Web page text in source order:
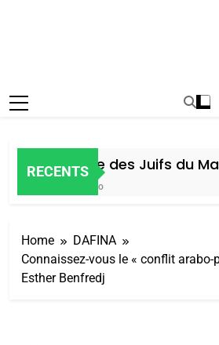
RECENTS
Histoire des Juifs du
Home
DAFINA
Connaissez-vous le « conflit arabo-
Esther Benfredj